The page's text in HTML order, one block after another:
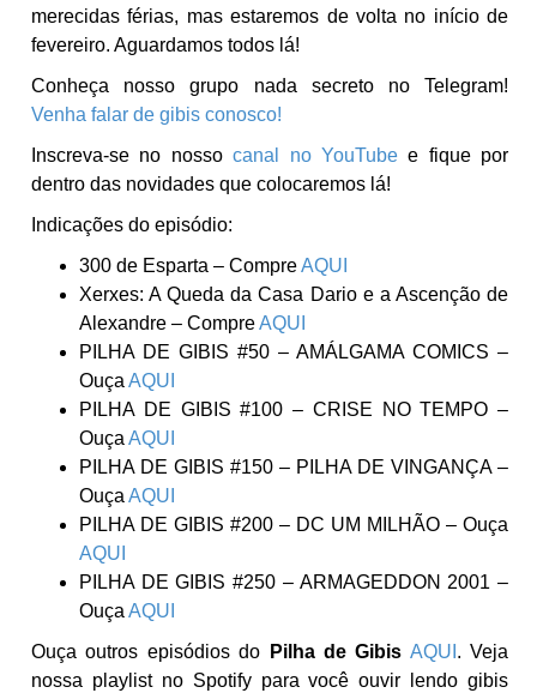
merecidas férias, mas estaremos de volta no início de
fevereiro. Aguardamos todos lá!
Conheça nosso grupo nada secreto no Telegram!
Venha falar de gibis conosco!
Inscreva-se no nossocanal no YouTubee fique por
dentro das novidades que colocaremos lá!
Indicações do episódio:
300 de Esparta – CompreAQUI
Xerxes: A Queda da Casa Dario e a Ascenção de
Alexandre – CompreAQUI
PILHA DE GIBIS #50 – AMÁLGAMA COMICS –
OuçaAQUI
PILHA DE GIBIS #100 – CRISE NO TEMPO –
OuçaAQUI
PILHA DE GIBIS #150 – PILHA DE VINGANÇA –
OuçaAQUI
PILHA DE GIBIS #200 – DC UM MILHÃO – Ouça
AQUI
PILHA DE GIBIS #250 – ARMAGEDDON 2001 –
OuçaAQUI
Ouça outros episódios do
Pilha de Gibis AQUI . Veja
nossa playlist no Spotify para você ouvir lendo gibis